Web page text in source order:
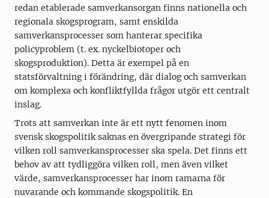
redan etablerade samverkansorgan finns nationella och
regionala skogsprogram, samt enskilda
samverkansprocesser som hanterar specifika
policyproblem (t. ex. nyckelbiotoper och
skogsproduktion). Detta är exempel på en
statsförvaltning i förändring, där dialog och samverkan
om komplexa och konfliktfyllda frågor utgör ett centralt
inslag.
Trots att samverkan inte är ett nytt fenomen inom
svensk skogspolitik saknas en övergripande strategi för
vilken roll samverkansprocesser ska spela. Det finns ett
behov av att tydliggöra vilken roll, men även vilket
värde, samverkansprocesser har inom ramarna för
nuvarande och kommande skogspolitik. En